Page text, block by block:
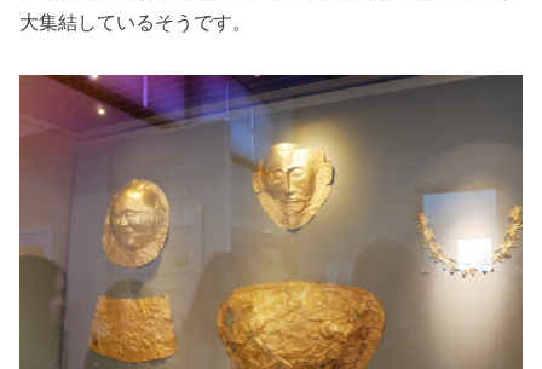
大集結しているそうです。